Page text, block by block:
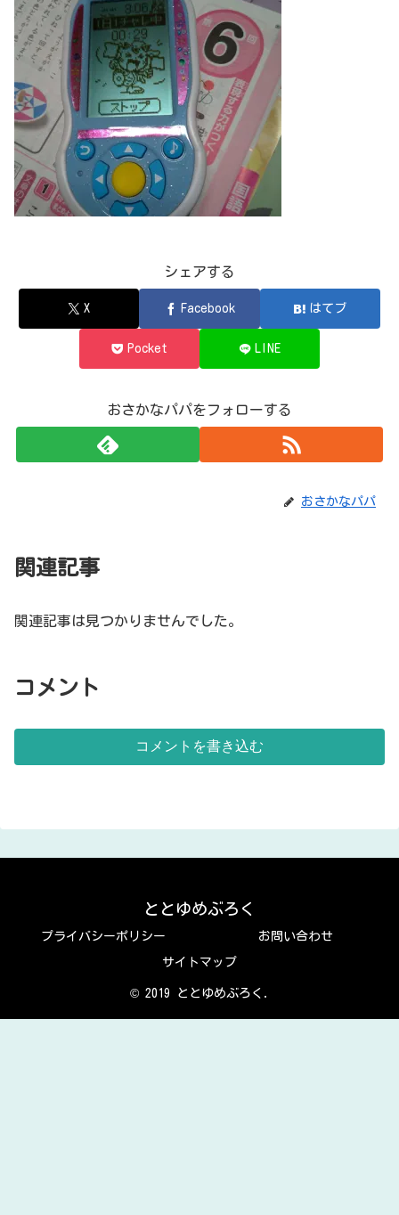
シェアする
X Facebook はてブ
Pocket LINE
おさかなパパをフォローする
おさかなパパ
関連記事
関連記事は見つかりませんでした。
コメント
コメントを書き込む
ととゆめぶろく
プライバシーポリシー お問い合わせ
サイトマップ
© 2019 ととゆめぶろく.